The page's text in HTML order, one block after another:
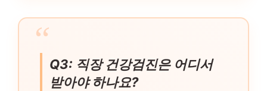
Q3: 직장 건강검진은 어디서
받아야 하나요?